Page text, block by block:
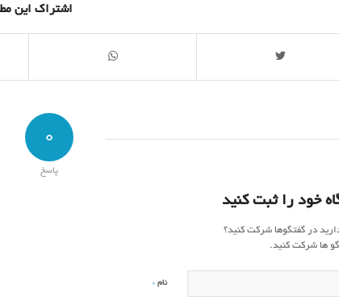
اشتراک این
0
پاسخ
خود را ثبت کنید
در گفتگوها شرکت کنید؟
ها شرکت کنید.
نام *